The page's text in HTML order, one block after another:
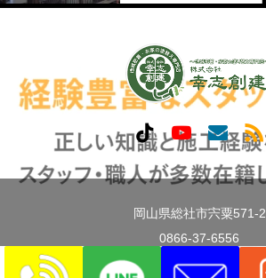
岡山県総社市宍粟571-2
0866-37-6556